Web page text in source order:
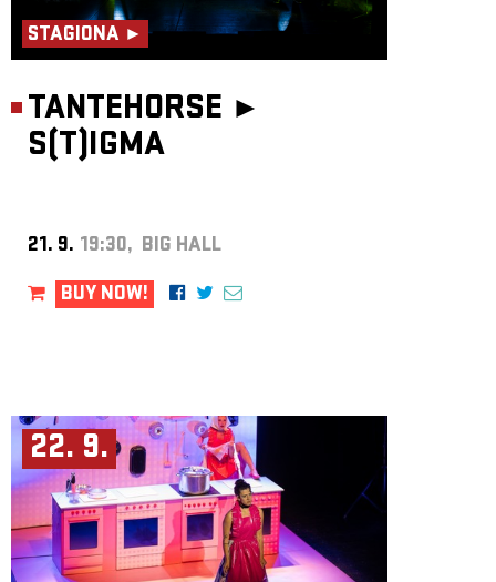
STAGIONA ►
TANTEHORSE ►
S(T)IGMA
21. 9. 19:30, BIG HALL
BUY NOW!
22. 9.